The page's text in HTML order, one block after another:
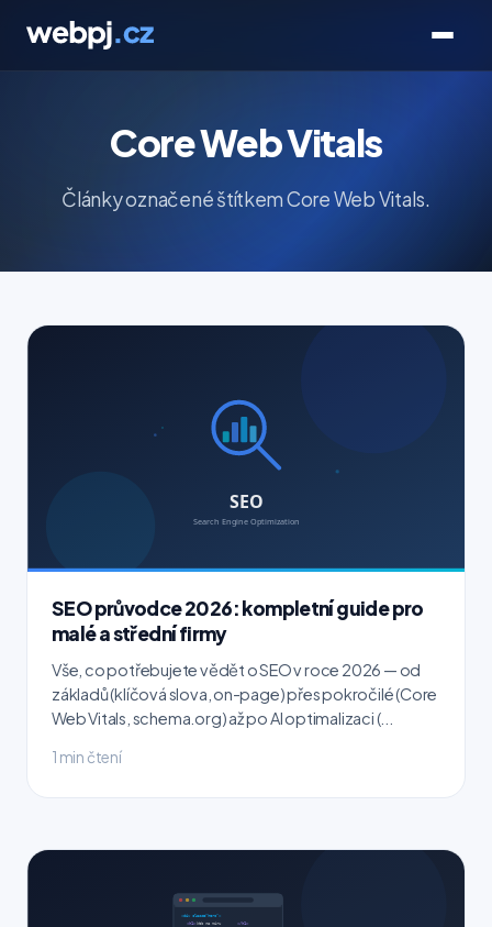
Core Web Vitals
Články označené štítkem Core Web Vitals.
SEO průvodce 2026: kompletní guide pro
malé a střední firmy
Vše, co potřebujete vědět o SEO v roce 2026 — od
základů (klíčová slova, on-page) přes pokročilé (Core
Web Vitals, schema.org) až po AI optimalizaci (...
1 min čtení